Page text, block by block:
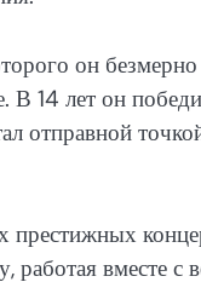
он
В 14 лет он
отправной
работая вместе